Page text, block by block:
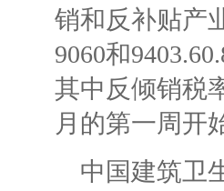
销和反补贴产
9060和
其中反倾销税
月的第一周开
中国建筑卫